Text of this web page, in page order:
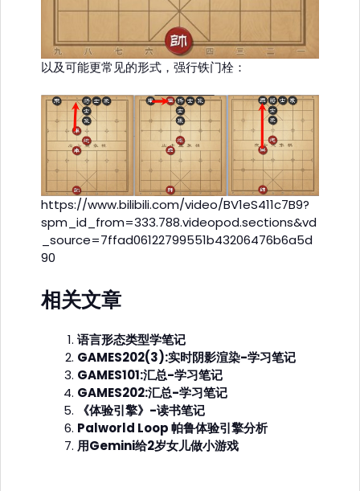
以及可能更常见的形式，强行铁门栓：
https://www.bilibili.com/video/BV1eS411c7B9?
spm_id_from=333.788.videopod.sections&vd
_source=7ffad06122799551b43206476b6a5d
90
相关文章
语言形态类型学笔记
GAMES202(3):实时阴影渲染-学习笔记
GAMES101:汇总-学习笔记
GAMES202:汇总-学习笔记
《体验引擎》-读书笔记
Palworld Loop 帕鲁体验引擎分析
用Gemini给2岁女儿做小游戏